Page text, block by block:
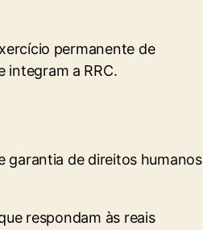
permanente de
integram a RRC.
garantia de direitos humanos
respondam às reais